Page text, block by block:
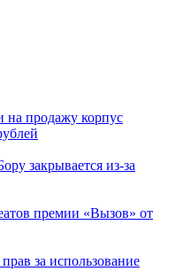
продажу корпус
закрывается из-за
премии «Вызов» от
за использование